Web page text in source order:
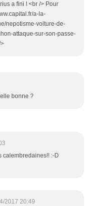
a fini ! <br /> Pour
a-la-
nepotisme-voiture-de-
attaque-sur-son-passe-
bonne ?
calembredaines!! :-D
2017 20:49